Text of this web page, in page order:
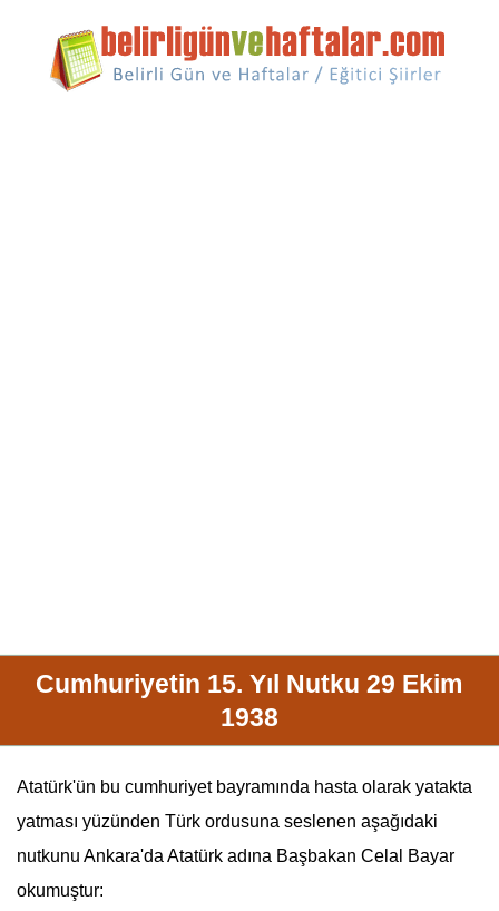
Cumhuriyetin 15. Yıl Nutku 29 Ekim
1938
Atatürk'ün bu cumhuriyet bayramında hasta olarak yatakta
yatması yüzünden Türk ordusuna seslenen aşağıdaki
nutkunu Ankara'da Atatürkadına Başbakan Celal Bayar
okumuştur: